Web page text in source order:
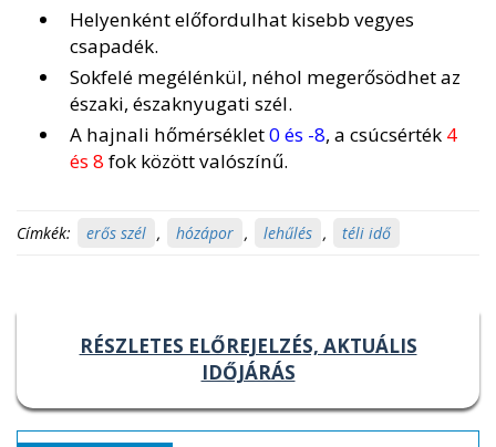
Helyenként előfordulhat kisebb vegyes
csapadék.
Sokfelé megélénkül, néhol megerősödhet az
északi, északnyugati szél.
A hajnali hőmérséklet0 és -8, a csúcsérték 4
és 8 fok között valószínű.
Címkék: erős szél , hózápor , lehűlés , téli idő
RÉSZLETES ELŐREJELZÉS, AKTUÁLIS
IDŐJÁRÁS